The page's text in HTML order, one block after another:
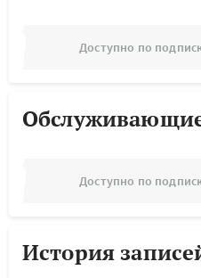
Доступно по
Доступно по
История